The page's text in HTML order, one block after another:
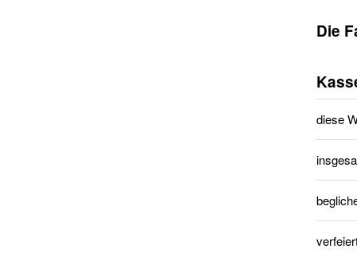
Die
diese